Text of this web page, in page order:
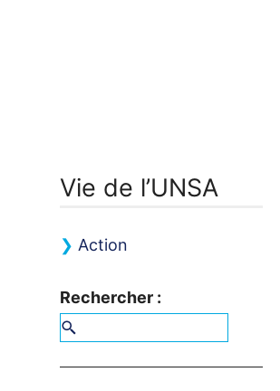
Vie de l’UNSA
Action
Rechercher :